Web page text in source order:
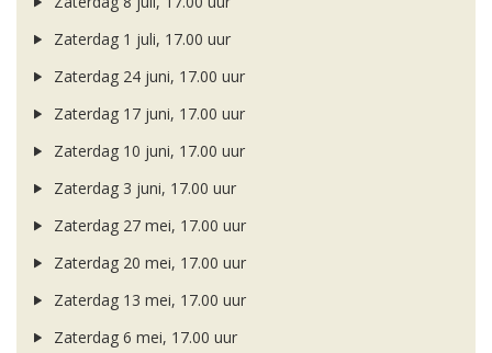
Zaterdag 1 juli, 17.00 uur
Zaterdag 24 juni, 17.00 uur
Zaterdag 17 juni, 17.00 uur
Zaterdag 10 juni, 17.00 uur
Zaterdag 3 juni, 17.00 uur
Zaterdag 27 mei, 17.00 uur
Zaterdag 20 mei, 17.00 uur
Zaterdag 13 mei, 17.00 uur
Zaterdag 6 mei, 17.00 uur